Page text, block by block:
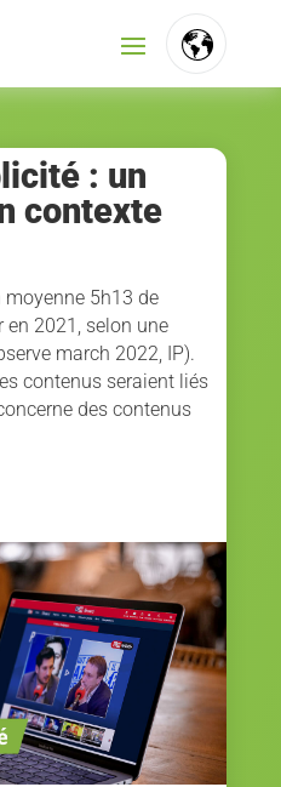
: un
contexte
moyenne 5h13 de
2021, selon une
march 2022, IP).
contenus seraient liés
des contenus